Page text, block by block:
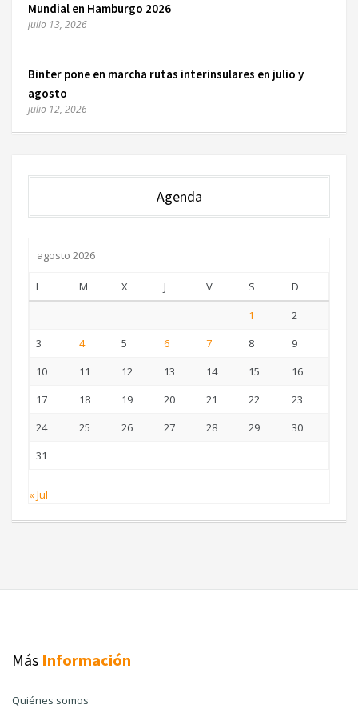
Mundial en Hamburgo 2026
julio 13, 2026
Binter pone en marcha rutas interinsulares en julio y
agosto
julio 12, 2026
Agenda
agosto 2026
L M X J V S
D
1
2
3
4 5 6 7 8
9
10
11 12 13 14 15
16
17
18 19 20 21 22
23
24
25 26 27 28 29
30
31
« Jul
Más Información
Quiénes somos